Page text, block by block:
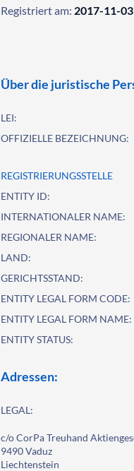
Registriert am: 2017-11-03
Über die juristische
LEI:
OFFIZIELLE BEZEICHNUNG:
REGISTRIERUNGSSTELLE
ENTITY ID:
INTERNATIONALER NAME:
REGIONALER NAME:
LAND:
GERICHTSSTAND:
ENTITY LEGAL FORM CODE:
ENTITY LEGAL FORM NAME:
ENTITY STATUS:
Adressen:
LEGAL:
c/o CorPa Treuhand
9490 Vaduz
Liechtenstein